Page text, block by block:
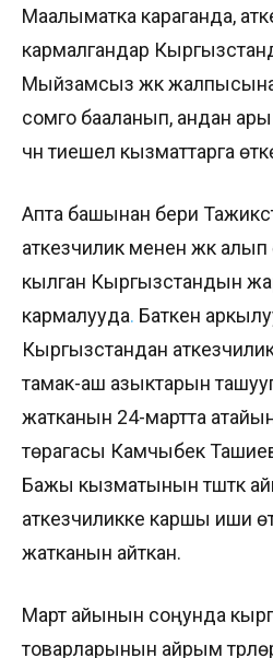
Маалыматка караганда,
кармалгандар
Мыйзамсыз жүк
сомго бааланып, андан ары
үчүн тиешелүү кызматтарга
Апта башынан бери
аткезчилик менен жүк алып
кылган Кыргызстандын
кармалууда. Баткен
Кыргызстандан
тамак-аш азыктарын
жатканын 24-мартта
төрагасы Камчыбек
Бажы кызматынын түштүк
аткезчиликке каршы иши
жатканын айткан.
Март айынын соңунда
товарларынын айрым